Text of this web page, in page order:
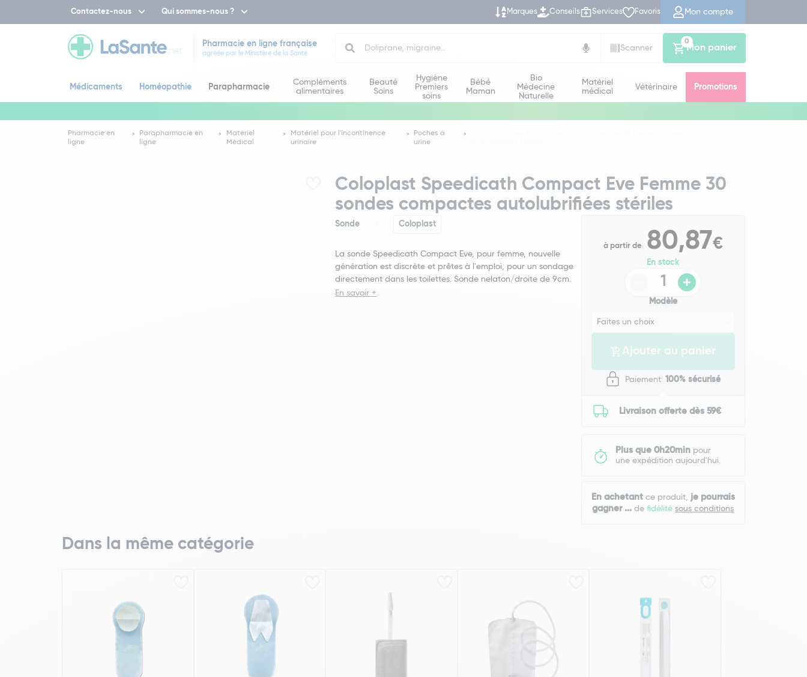
Contactez-nous Qui sommes-nous ? Marques Conseils Services Favoris Mon compte
Pharmacie en ligne française
agréée par le Ministère de la Santé
Scanner
Mon panier
0
Médicaments Homéopathie Parapharmacie
Compléments
alimentaires
Beauté
Soins
Hygiène
Premiers
soins
Bébé
Maman
Bio
Médecine
Naturelle
Matériel
médical
Vétérinaire Promotions
Pharmacie en
ligne
Parapharmacie en
ligne
Matériel
Médical
Matériel pour l'incontinence
urinaire
Poches à
urine
Coloplast Speedicath Compact Eve Femme 30
sondes compactes autolubrifiées stériles
Sonde Coloplast
La sonde Speedicath Compact Eve, pour femme, nouvelle
génération est discrète et prêtes à l'emploi, pour un sondage
directement dans les toilettes. Sonde nelaton/droite de 9cm.
En savoir +
à partir de 80,87€
En stock
Modèle
Ajouter au panier
Paiement 100% sécurisé
Livraison offerte dès 59€
Plus que 0h20minpour
une expédition aujourd'hui.
En achetantce produit, je pourrais
gagner ... defidélitésous conditions
Dans la même catégorie